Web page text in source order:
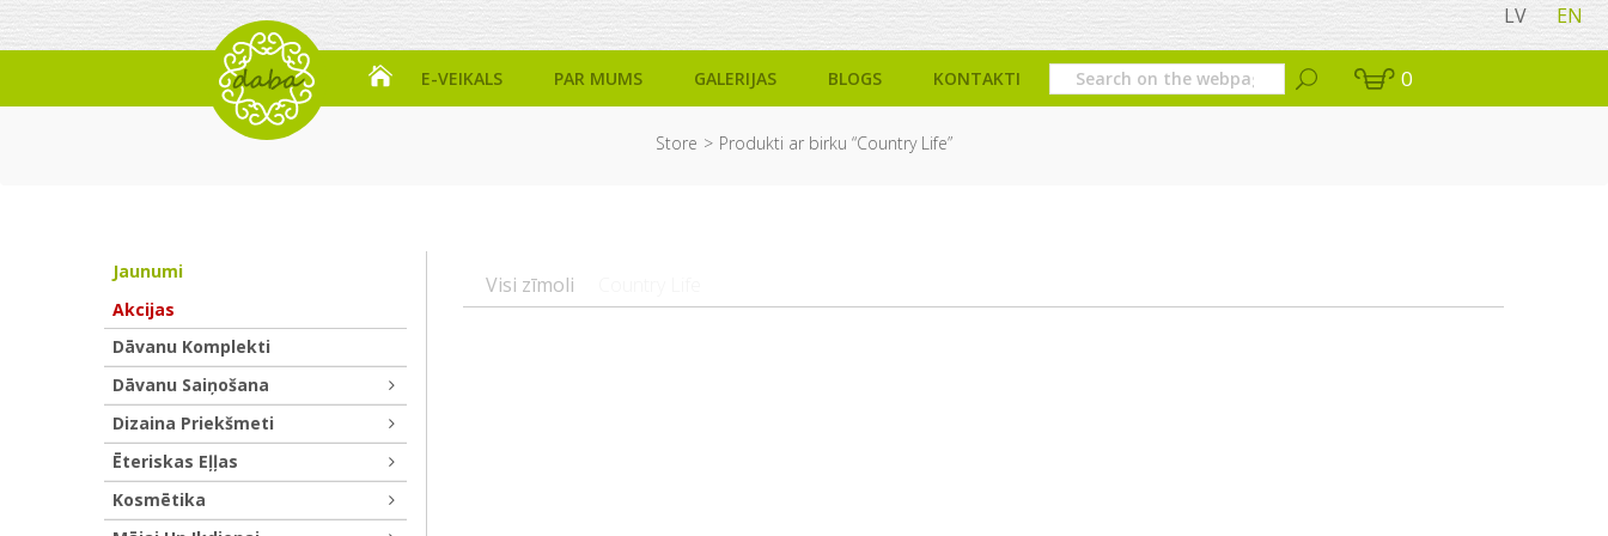
LV EN
E-VEIKALS PAR MUMS GALERIJAS BLOGS KONTAKTI 0
Store Produkti ar birku “Country Life”
Visi zīmoli
Jaunumi
Akcijas
Dāvanu Komplekti
Dāvanu Saiņošana
Dizaina Priekšmeti
Ēteriskas Eļļas
Kosmētika